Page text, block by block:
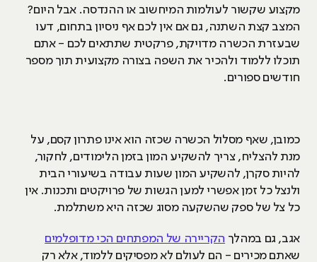
מקצוע שקשור לעולמות המיחשוב או ההנדסה. אבל היום?
המצב קצת השתנה, גם אם אין לכם אף ניסיון בתחום, דעו
שבעזרת הכשרה מדויקת, פרקטית שתתאים לכם - אתם
תוכלו ללמוד ולהכיר את השפה בצורה מקצועית תוך מספר
חודשים ספורים.
כמובן, שאף מסלול הכשרה שכזה הוא אינו פתרון קסם, על
מנת להצליח, צריך להשקיע המון בזמן הלימודים, לחקור,
להיות סקרן, להשקיע המון שעות עבודה בשיעורי הבית
ולנצל כל זמן אפשרי למען הגשות של פרויקטים ותכנות. אין
כל צל של ספק שהשקעה מסוג שכזה היא משתלמת.
אגב, גם במהלך הקריירה של המפתחים הכי מדופלמים
שאתם מכירים - הם לעולם לא מפסיקים ללמוד, אלא רק